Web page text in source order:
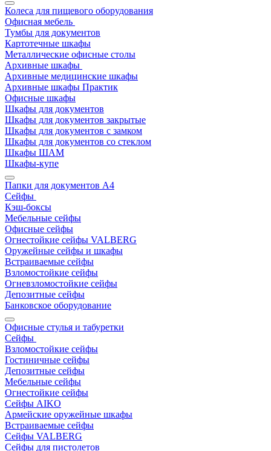
Колеса для пищевого оборудования
Офисная мебель
Тумбы для документов
Картотечные шкафы
Металлические офисные столы
Архивные шкафы
Архивные медицинские шкафы
Архивные шкафы Практик
Офисные шкафы
Шкафы для документов
Шкафы для документов закрытые
Шкафы для документов с замком
Шкафы для документов со стеклом
Шкафы ШАМ
Шкафы-купе
Папки для документов A4
Сейфы
Кэш-боксы
Мебельные сейфы
Офисные сейфы
Огнестойкие сейфы VALBERG
Оружейные сейфы и шкафы
Встраиваемые сейфы
Взломостойкие сейфы
Огневзломостойкие сейфы
Депозитные сейфы
Банковское оборудование
Офисные стулья и табуретки
Сейфы
Взломостойкие сейфы
Гостиничные сейфы
Депозитные сейфы
Мебельные сейфы
Огнестойкие сейфы
Сейфы AIKO
Армейские оружейные шкафы
Встраиваемые сейфы
Сейфы VALBERG
Сейфы для пистолетов